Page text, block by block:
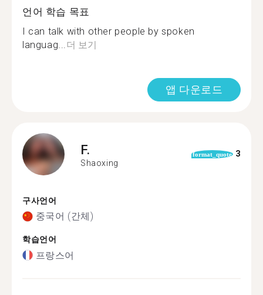
언어 학습 목표
I can talk with other people by spoken
languag... 더 보기
앱 다운로드
F.
Shaoxing
format_quote 3
구사언어
중국어 (간체)
학습언어
프랑스어